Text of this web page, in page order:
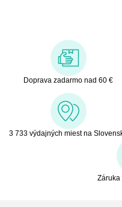
Doprava zadarmo nad 60 €
3 733 výdajných miest na
Záruka